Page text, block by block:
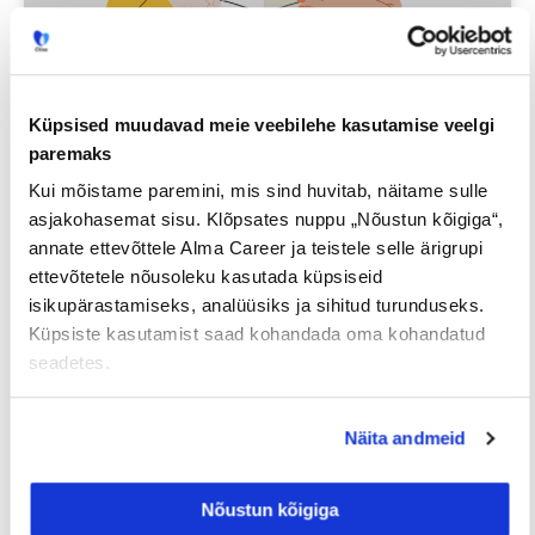
Küpsised muudavad meie veebilehe kasutamise veelgi
paremaks
Kui mõistame paremini, mis sind huvitab, näitame sulle
asjakohasemat sisu. Klõpsates nuppu „Nõustun kõigiga“,
annate ettevõttele Alma Career ja teistele selle ärigrupi
ettevõtetele nõusoleku kasutada küpsiseid
isikupärastamiseks, analüüsiks ja sihitud turunduseks.
Küpsiste kasutamist saad kohandada oma kohandatud
seadetes.
Näita andmeid
Nõustun kõigiga
Iga neljas eestlane on käinud
tööintervjuul ilma tegeliku
vahetuskavatsuseta
23/07/2026
Tööotsijale